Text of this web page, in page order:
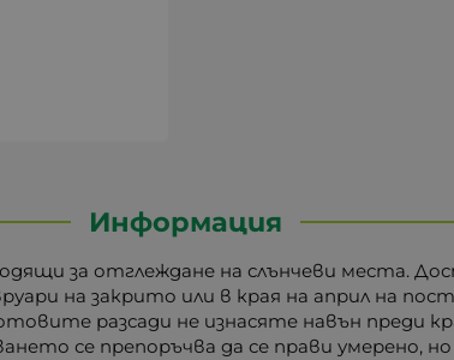
Информация
за отглеждане на слънчеви места.
на закрито или в края на април на
разсади не изнасяте навън преди
се препоръчва да се прави умерено,